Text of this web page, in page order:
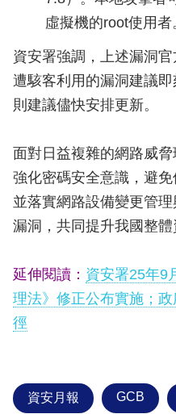
虛擬機的root使用者
資安署強調，上述漏洞
遭駭客利用的漏洞建議
則建議儘快安排更新。
面對日益複雜的網路威
強化密碼安全意識，避
並落實網路設備變更管
漏洞，共同提升我國整體
延伸閱讀： 資安署25年9
理法》修正公布實施；
徑
資安月報 GCB